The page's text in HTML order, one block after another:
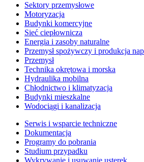
Sektory przemysłowe
Motoryzacja
Budynki komercyjne
Sieć ciepłownicza
Energia i zasoby naturalne
Przemysł spożywczy i produkcja
Przemysł
Technika okrętowa i morska
Hydraulika mobilna
Chłodnictwo i klimatyzacja
Budynki mieszkalne
Wodociągi i kanalizacja
Serwis i wsparcie techniczne
Dokumentacja
Programy do pobrania
Studium przypadku
Wykrywanie i usuwanie usterek